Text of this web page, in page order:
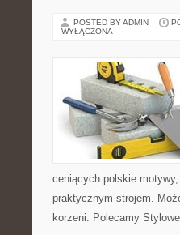
POSTED BY ADMIN
WYŁĄCZONA
ceniących polskie
praktycznym strojem.
korzeni. Polecamy